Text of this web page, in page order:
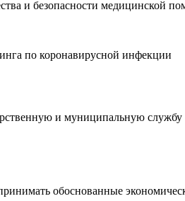
и безопасности медицинской
по коронавирусной инфекции
и муниципальную
обоснованные